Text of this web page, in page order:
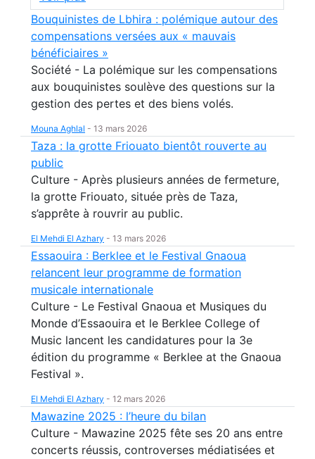
Bouquinistes de Lbhira : polémique autour des
compensations versées aux « mauvais
bénéficiaires »
Société - La polémique sur les compensations
aux bouquinistes soulève des questions sur la
gestion des pertes et des biens volés.
Mouna Aghlal - 13 mars 2026
Taza : la grotte Friouato bientôt rouverte au
public
Culture - Après plusieurs années de fermeture,
la grotte Friouato, située près de Taza,
s’apprête à rouvrir au public.
El Mehdi El Azhary - 13 mars 2026
Essaouira : Berklee et le Festival Gnaoua
relancent leur programme de formation
musicale internationale
Culture - Le Festival Gnaoua et Musiques du
Monde d’Essaouira et le Berklee College of
Music lancent les candidatures pour la 3e
édition du programme « Berklee at the Gnaoua
Festival ».
El Mehdi El Azhary - 12 mars 2026
Mawazine 2025 : l’heure du bilan
Culture - Mawazine 2025 fête ses 20 ans entre
concerts réussis, controverses médiatisées et